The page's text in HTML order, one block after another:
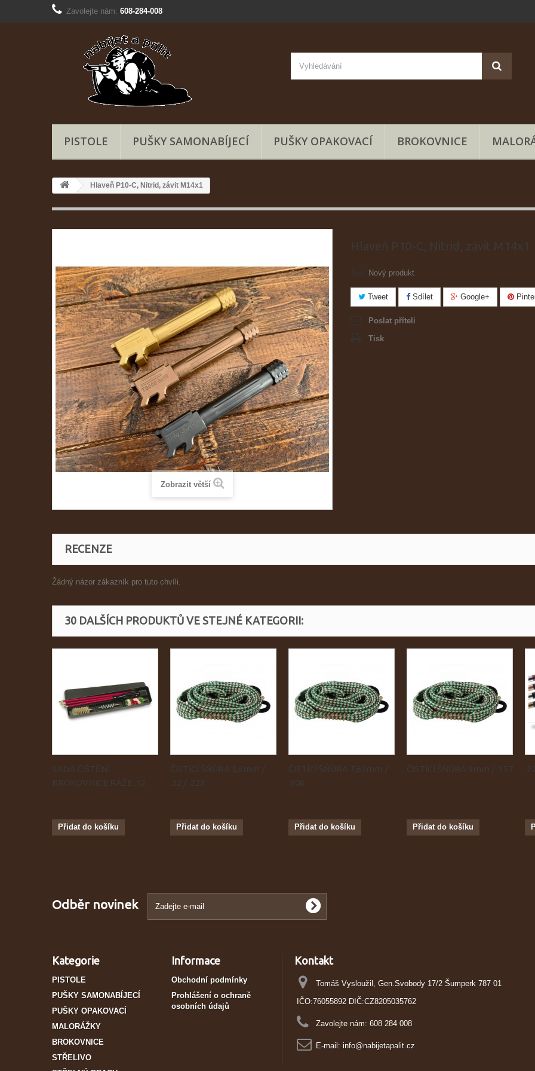
Zavolejte nám: 608-284-008
PISTOLE PUŠKY SAMONABÍJECÍ PUŠKY OPAKOVACÍ BROKOVNICE
Hlaveň P10-C, Nitrid, závit M14x1
Zobrazit větší
Hlaveň P10-C, Nitrid, závit M14x1
Nový produkt
Tweet Sdílet Google+
Poslat příteli
Tisk
RECENZE
Žádný názor zákazník pro tuto chvíli.
30 DALŠÍCH PRODUKTŮ VE STEJNÉ KATEGORII:
SADA ČIŠTĚNÍ
BROKOVNICE RÁŽE .12
Přidat do košíku
ČISTÍCÍ ŠŇŮRA 5,6mm /
.22 / .223
Přidat do košíku
ČISTÍCÍ ŠŇŮRA 7,62mm /
.308
Přidat do košíku
ČISTÍCÍ ŠŇŮRA 9mm / .357
Přidat do košíku
Odběr novinek
Kategorie
PISTOLE
PUŠKY SAMONABÍJECÍ
PUŠKY OPAKOVACÍ
MALORÁŽKY
BROKOVNICE
STŘELIVO
Informace
Obchodní podmínky
Prohlášení o ochraně
osobních údajů
Kontakt
Tomáš Vysloužil, Gen.Svobody 17/2 Šumperk 787 01
IČO:76055892 DIČ:CZ8205035762
Zavolejte nám: 608 284 008
E-mail: info@nabijetapalit.cz